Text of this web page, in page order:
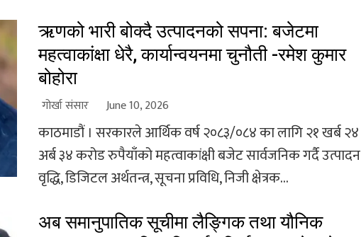
ऋणको भारी बोक्दै उत्पादनको सपना: बजेटमा
महत्वाकांक्षा धेरै, कार्यान्वयनमा चुनौती -रमेश कुमार
बोहोरा
गोर्खा संसार June 10, 2026
काठमाडौं । सरकारले आर्थिक वर्ष २०८३/०८४ का लागि २१ खर्ब २४
अर्ब ३४ करोड रुपैयाँको महत्वाकांक्षी बजेट सार्वजनिक गर्दै उत्पादन
वृद्धि, डिजिटल अर्थतन्त्र, सूचना प्रविधि, निजी क्षेत्रक...
अब समानुपातिक सूचीमा लैङ्गिक तथा यौनिक